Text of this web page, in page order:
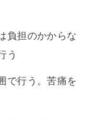
負担のかからな
う
で行う。苦痛を